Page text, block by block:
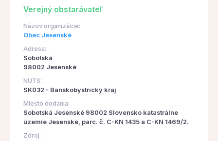
Verejný obstarávateľ
Názov organizácie:
Obec Jesenské
Adresa:
Sobotská
98002 Jesenské
NUTS:
SK032 - Banskobystrický kraj
Miesto dodania:
Sobotská Jesenské 98002 Slovensko katastrálne
územie Jesenské, parc. č. C-KN 1435 a C-KN 1469/2.
Zdroj: